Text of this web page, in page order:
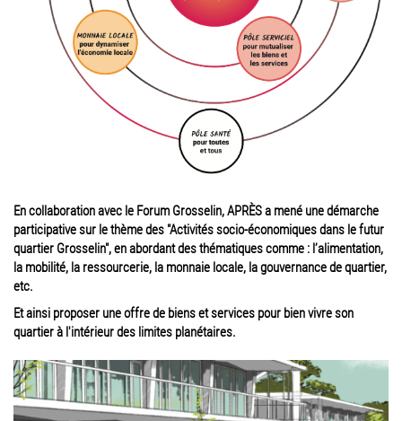
En collaboration avec le Forum Grosselin, APRÈS a mené une démarche
participative sur le thème des "Activités socio-économiques dans le futur
quartier Grosselin", en abordant des thématiques comme : l’alimentation,
la mobilité, la ressourcerie, la monnaie locale, la gouvernance de quartier,
etc.
Et ainsi proposer une offre de biens et services pour bien vivre son
quartier à l'intérieur des limites planétaires.